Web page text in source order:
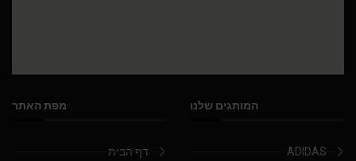
המותגים שלנו
ADIDAS
מפת האתר
דף הבית